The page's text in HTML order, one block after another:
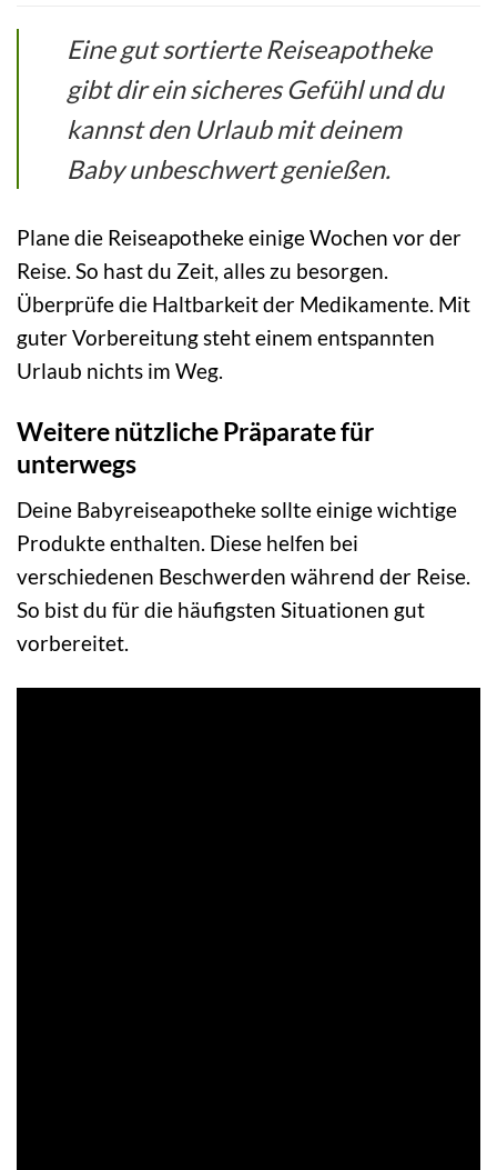
Eine gut sortierte Reiseapotheke
gibt dir ein sicheres Gefühl und du
kannst den Urlaub mit deinem
Baby unbeschwert genießen.
Plane die Reiseapotheke einige Wochen vor der
Reise. So hast du Zeit, alles zu besorgen.
Überprüfe die Haltbarkeit der Medikamente. Mit
guter Vorbereitung steht einem entspannten
Urlaub nichts im Weg.
Weitere nützliche Präparate für
unterwegs
Deine Babyreiseapotheke sollte einige wichtige
Produkte enthalten. Diese helfen bei
verschiedenen Beschwerden während der Reise.
So bist du für die häufigsten Situationen gut
vorbereitet.